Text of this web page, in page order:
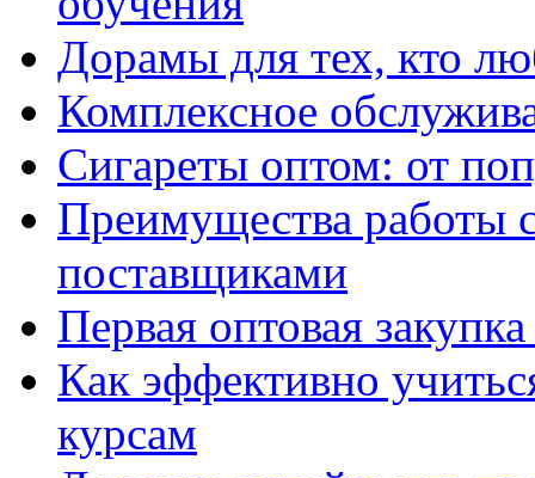
Дорамы для тех, кто
Комплексное
Сигареты оптом: от
Преимущества работы
поставщиками
Первая оптовая
Как эффективно
курсам